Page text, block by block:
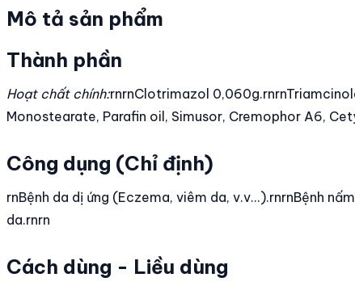
Mô tả sản phẩm
Thành phần
Hoạt chất chính:rnrnClotrimazol
Monostearate, Parafin oil, Simusor, Cremophor A6,
Công dụng (Chỉ định)
rnBệnh da dị ứng (Eczema, viêm da, v.v...).rnrnBệnh
da.rnrn
Cách dùng - Liều dùng